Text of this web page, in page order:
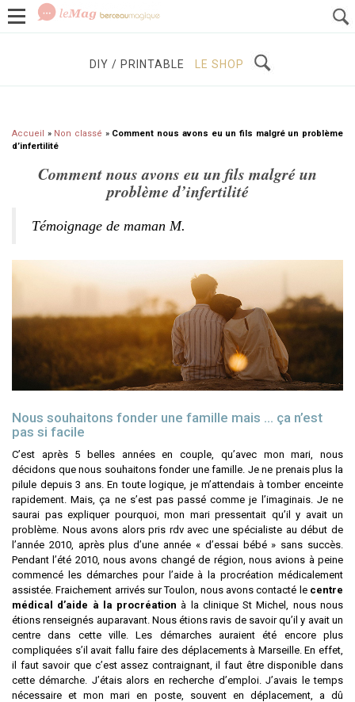
GROSSESSE BÉBÉS / ENFANTS
DIY / PRINTABLE LE SHOP
Accueil » Non classé » Comment nous avons eu un fils malgré un problème
d’infertilité
Comment nous avons eu un fils malgré un
problème d’infertilité
Témoignage de maman M.
Nous souhaitons fonder une famille mais … ça n’est
pas si facile
C’est après 5 belles années en couple, qu’avec mon mari, nous
décidons que nous souhaitons fonder une famille. Je ne prenais plus la
pilule depuis 3 ans. En toute logique, je m’attendais à tomber enceinte
rapidement. Mais, ça ne s’est pas passé comme je l’imaginais. Je ne
saurai pas expliquer pourquoi, mon mari pressentait qu’il y avait un
problème. Nous avons alors pris rdv avec une spécialiste au début de
l’année 2010, après plus d’une année « d’essai bébé » sans succès.
Pendant l’été 2010, nous avons changé de région, nous avions à peine
commencé les démarches pour l’aide à la procréation médicalement
assistée. Fraichement arrivés sur Toulon, nous avons contacté le centre
médical d’aide à la procréation à la clinique St Michel, nous nous
étions renseignés auparavant. Nous étions ravis de savoir qu’il y avait un
centre dans cette ville. Les démarches auraient été encore plus
compliquées s’il avait fallu faire des déplacements à Marseille. En effet,
il faut savoir que c’est assez contraignant, il faut être disponible dans
cette démarche. J’étais alors en recherche d’emploi. J’avais le temps
nécessaire et mon mari en poste, souvent en déplacement, a dû